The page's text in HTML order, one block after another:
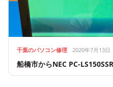
千葉のパソコン修理 2020年7月13日
船橋市からNEC PC-